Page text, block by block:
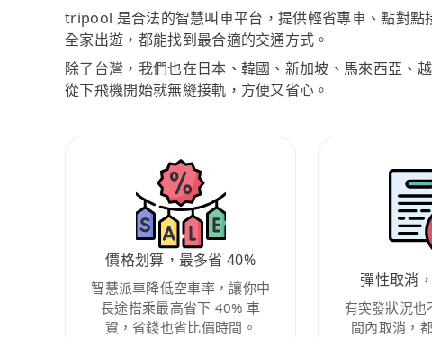
tripool 是合法的智慧叫車平台，提供輕省專車、點對
全家出遊，都能找到最合適的交通方式。
除了台灣，我們也在日本、韓國、新加坡、馬來西亞、
從下飛機開始就無縫接軌，方便又省心。
價格划算，最多省 40%
智慧派車降低空車率，讓你中
長途搭乘最高省下 40% 車
資，省錢也省比價時間。
彈性取消
有突發狀況
間內取消，